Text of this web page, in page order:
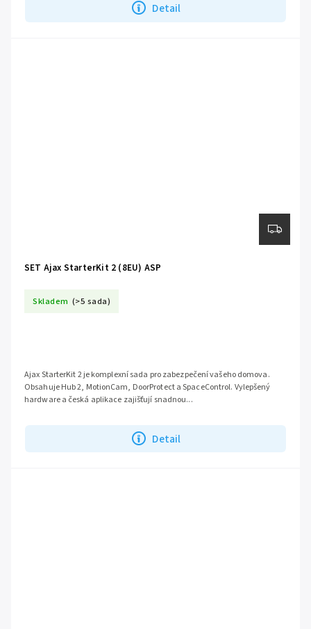
Detail
SET Ajax StarterKit 2 (8EU) ASP
Skladem (>5 sada)
Detail
Ajax StarterKit 2 je komplexní sada pro zabezpečení vašeho domova.
Obsahuje Hub 2, MotionCam, DoorProtect a SpaceControl. Vylepšený
hardware a česká aplikace zajišťují snadnou...